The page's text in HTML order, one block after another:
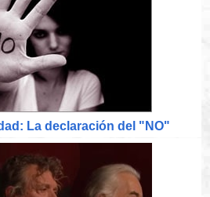
La declaración del "NO"